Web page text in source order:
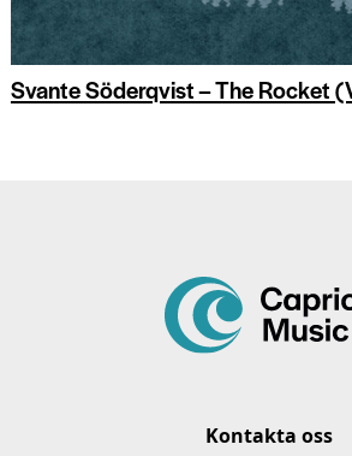
Svante Söderqvist – The Rocket
Kontakta oss